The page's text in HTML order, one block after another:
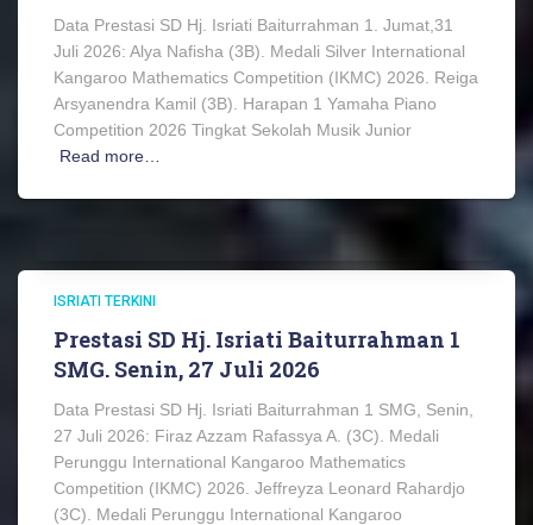
Data Prestasi SD Hj. Isriati Baiturrahman 1. Jumat,31
Juli 2026: Alya Nafisha (3B). Medali Silver International
Kangaroo Mathematics Competition (IKMC) 2026. Reiga
Arsyanendra Kamil (3B). Harapan 1 Yamaha Piano
Competition 2026 Tingkat Sekolah Musik Junior
Read more…
ISRIATI TERKINI
Prestasi SD Hj. Isriati Baiturrahman 1
SMG. Senin, 27 Juli 2026
Data Prestasi SD Hj. Isriati Baiturrahman 1 SMG, Senin,
27 Juli 2026: Firaz Azzam Rafassya A. (3C). Medali
Perunggu International Kangaroo Mathematics
Competition (IKMC) 2026. Jeffreyza Leonard Rahardjo
(3C). Medali Perunggu International Kangaroo